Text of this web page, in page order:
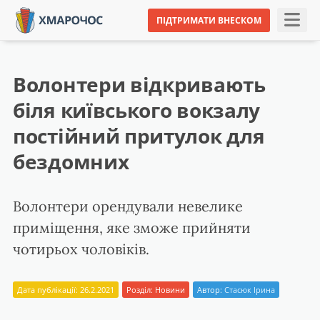
ПІДТРИМАТИ ВНЕСКОМ
Волонтери відкривають
біля київського вокзалу
постійний притулок для
бездомних
Волонтери орендували невелике
приміщення, яке зможе прийняти
чотирьох чоловіків.
Дата публікації: 26.2.2021 Розділ: Новини Автор: Стасюк Ірина